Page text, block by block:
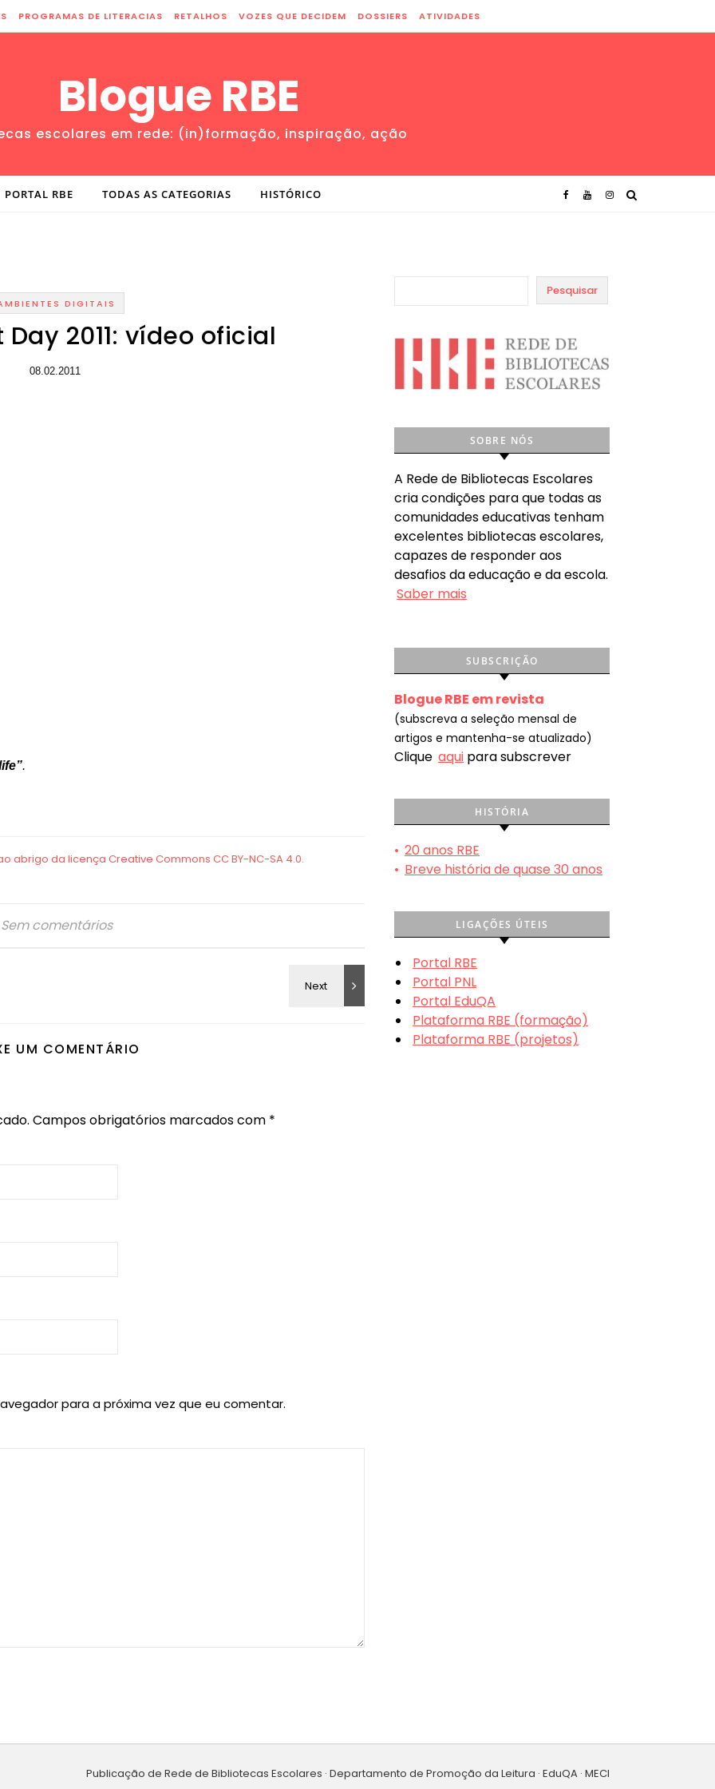
PROGRAMAS DE LITERACIAS RETALHOS VOZES QUE DECIDEM DOSSIERS ATIVIDADES
Blogue RBE
escolares em rede: (in)formação, inspiração, ação
PORTAL RBE TODAS AS CATEGORIAS HISTÓRICO
DIGITAIS
2011: vídeo oficial
08.02.2011
.
Sem comentários
UM COMENTÁRIO
Campos obrigatórios marcados com *
para a próxima vez que eu comentar.
Pesquisar
SOBRE NÓS
A Rede de Bibliotecas Escolares
cria condições para que todas as
comunidades educativas tenham
excelentes bibliotecas escolares,
capazes de responder aos
desafios da educação e da escola.
Saber mais
SUBSCRIÇÃO
Blogue RBE em revista
(subscreva a seleção mensal de
artigos e mantenha-se atualizado)
Clique aqui para subscrever
HISTÓRIA
• 20 anos RBE
• Breve história de quase 30 anos
LIGAÇÕES ÚTEIS
Portal RBE
Portal PNL
Portal EduQA
Plataforma RBE (formação)
Plataforma RBE (projetos)
Publicação de Rede de Bibliotecas Escolares · Departamento de Promoção da Leitura · EduQA · MECI